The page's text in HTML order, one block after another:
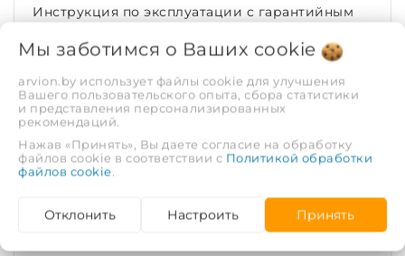
Инструкция по эксплуатации с гарантийным
Тара упаковочная - 1 шт.
ХАРАКТЕРИСТИКИ
Конструктивное
исполнение
2х40 (1х100)
размер
40мм. | 100мм.
Мы заботимся о Ваших cookie
arvion.by использует файлы cookie для улучшения
Вашего пользовательского опыта, сбора статистики
и представления персонализированных
рекомендаций.
Нажав «Принять», Вы даете согласие на обработку
файлов cookie в соответствии с Политикой обработки
файлов cookie.
Отклонить Настроить Принять